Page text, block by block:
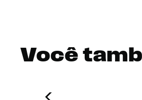
Você